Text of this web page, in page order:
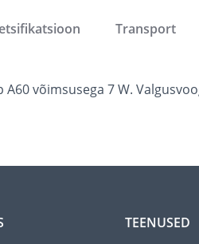
A60 võimsusega 7 W.
Transport
TEENUSED